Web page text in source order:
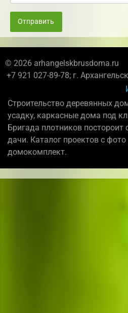
Отправить
© 2026 arhangelskbrusdoma.ru
+7 921 027-89-78; г.
Строительство деревянных
усадку, каркасные дома под
Бригада плотников
дачи. Каталог проектов с
домокомплект.